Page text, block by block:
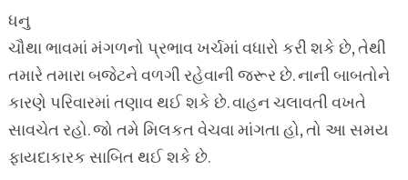
ધનુ
ચૌથા ભાવમાં મંગળનો પ્રભાવ ખર્ચમાં વધારો કરી શકે છે, તેથી
તમારે તમારા બજેટને વળગી રહેવાની જરૂર છે. નાની બાબતોને
કારણે પરિવારમાં તણાવ થઈ શકે છે. વાહન ચલાવતી વખતે
સાવચેત રહો. જો તમે મિલકત વેચવા માંગતા હો, તો આ સમય
ફાયદાકારક સાબિત થઈ શકે છે.